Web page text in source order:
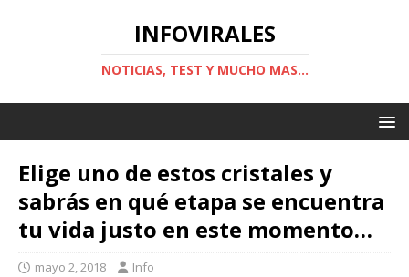
INFOVIRALES
NOTICIAS, TEST Y MUCHO MAS...
Elige uno de estos cristales y
sabrás en qué etapa se encuentra
tu vida justo en este momento…
mayo 2, 2018 Info